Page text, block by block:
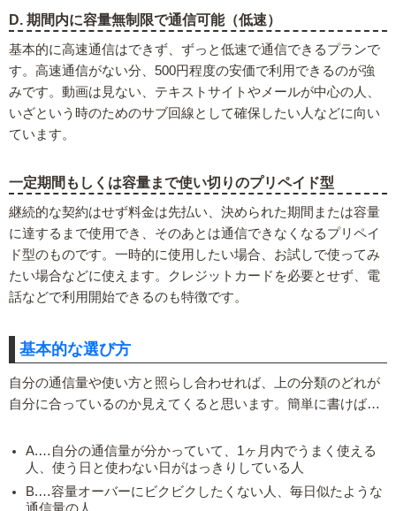
D. 期間内に容量無制限で通信可能（低速）
基本的に高速通信はできず、ずっと低速で通信できるプランで
す。高速通信がない分、500円程度の安価で利用できるのが強
みです。動画は見ない、テキストサイトやメールが中心の人、
いざという時のためのサブ回線として確保したい人などに向い
ています。
一定期間もしくは容量まで使い切りのプリペイド型
継続的な契約はせず料金は先払い、決められた期間または容量
に達するまで使用でき、そのあとは通信できなくなるプリペイ
ド型のものです。一時的に使用したい場合、お試しで使ってみ
たい場合などに使えます。クレジットカードを必要とせず、電
話などで利用開始できるのも特徴です。
基本的な選び方
自分の通信量や使い方と照らし合わせれば、上の分類のどれが
自分に合っているのか見えてくると思います。簡単に書けば…
A.…自分の通信量が分かっていて、1ヶ月内でうまく使える
人、使う日と使わない日がはっきりしている人
B.…容量オーバーにビクビクしたくない人、毎日似たような